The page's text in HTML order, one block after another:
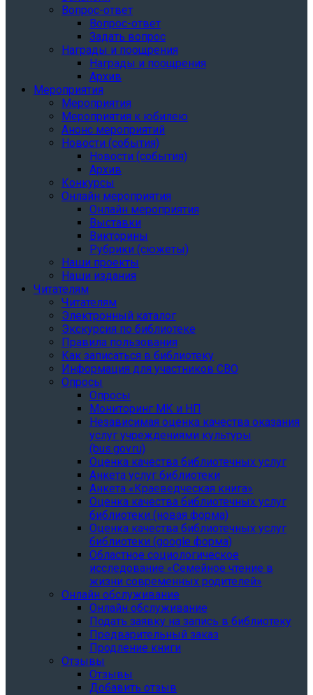
Вопрос-ответ
Вопрос-ответ
Задать вопрос
Награды и поощрения
Награды и поощрения
Архив
Мероприятия
Мероприятия
Мероприятия к юбилею
Анонс мероприятий
Новости (события)
Новости (события)
Архив
Конкурсы
Онлайн мероприятия
Онлайн мероприятия
Выставки
Викторины
Рубрики (сюжеты)
Наши проекты
Наши издания
Читателям
Читателям
Электронный каталог
Экскурсия по библиотеке
Правила пользования
Как записаться в библиотеку
Информация для участников СВО
Опросы
Опросы
Мониторинг МК и НП
Независимая оценка качества оказания
услуг учреждениями культуры
(bus.gov.ru)
Оценка качества библиотечных услуг
Анкета услуг библиотеки
Анкета «Краеведческая книга»
Oценка качества библиотечных услуг
библиотеки (новая форма)
Oценка качества библиотечных услуг
библиотеки (google форма)
Областное социологическое
исследование «Семейное чтение в
жизни современных родителей»
Онлайн обслуживание
Онлайн обслуживание
Подать заявку на запись в библиотеку
Предварительный заказ
Продление книги
Отзывы
Отзывы
Добавить отзыв